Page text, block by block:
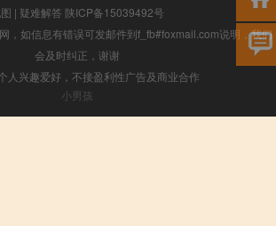
| 疑难解答 陕ICP备15039492号
，如信息有错误可发邮件到f_fb#foxmail.com说明，我们
会及时纠正，谢谢
人兴趣爱好，不接盈利性广告及商业合作
小男孩